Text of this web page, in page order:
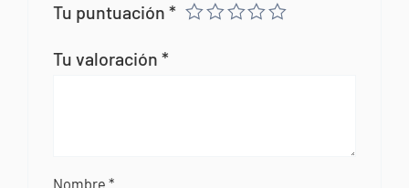
Tu puntuación*
Tu valoración*
Nombre*